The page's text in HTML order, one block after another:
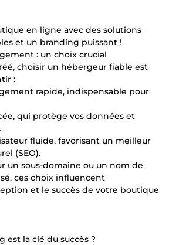
en ligne avec des solutions
et un branding puissant !
: un choix crucial
choisir un hébergeur fiable est
:
rapide, indispensable pour
qui protège vos données et
fluide, favorisant un meilleur
(SEO).
un sous-domaine ou un nom de
ces choix influencent
et le succès de votre boutique
est la clé du succès ?